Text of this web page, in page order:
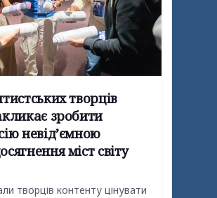
творців
зробити
невід’ємною
міст світу
творців контенту цінувати